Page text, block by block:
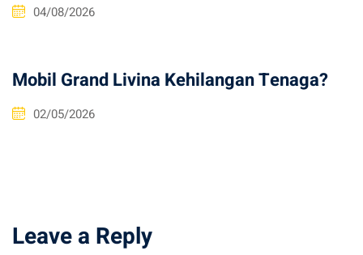
04/08/2026
Mobil Grand Livina Kehilangan Tenaga?
02/05/2026
Leave a Reply